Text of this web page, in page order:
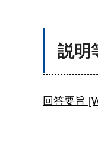
説明
回答要旨